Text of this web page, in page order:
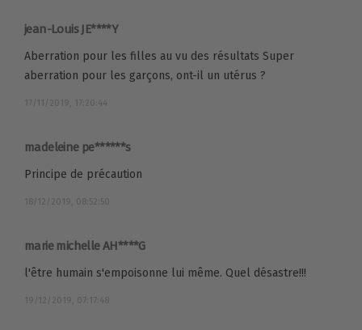
jean-Louis JE****Y
Aberration pour les filles au vu des résultats Super
aberration pour les garçons, ont-il un utérus ?
17/11/2019, 17:20:44
madeleine pe******s
Principe de précaution
18/12/2019, 08:52:50
marie michelle AH****G
l'être humain s'empoisonne lui même. Quel désastre!!!
19/12/2019, 07:17:48